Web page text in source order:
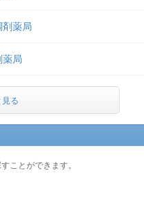
剤薬局
薬局
る
ことができます。